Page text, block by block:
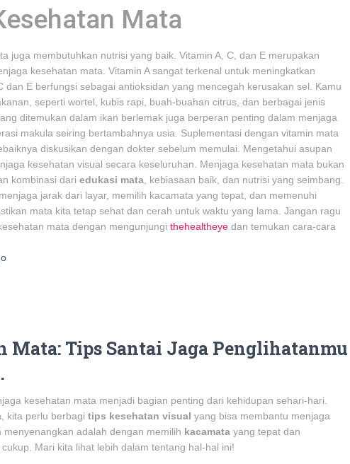
Mata
juga membutuhkan nutrisi yang baik. Vitamin A, C, dan E merupakan
kesehatan mata. Vitamin A sangat terkenal untuk meningkatkan
dan E berfungsi sebagai antioksidan yang mencegah kerusakan sel. Kamu
seperti wortel, kubis rapi, buah-buahan citrus, dan berbagai jenis
ditemukan dalam ikan berlemak juga berperan penting dalam menjaga
makula seiring bertambahnya usia. Suplementasi dengan vitamin mata
diskusikan dengan dokter sebelum memulai. Mengetahui asupan
kesehatan visual secara keseluruhan. Menjaga kesehatan mata bukan
kombinasi dari edukasi mata , kebiasaan baik, dan nutrisi yang seimbang.
jarak dari layar, memilih kacamata yang tepat, dan memenuhi
mata kita tetap sehat dan cerah untuk waktu yang lama. Jangan ragu
mata dengan mengunjungi thehealtheye dan temukan cara-cara
Mata: Tips Santai Jaga Penglihatanmu
kesehatan mata menjadi bagian penting dari kehidupan sehari-hari.
, kita perlu berbagi tips kesehatan visual yang bisa membantu menjaga
adalah dengan memilih kacamata yang tepat dan
Mari kita lihat lebih dalam tentang hal-hal ini!